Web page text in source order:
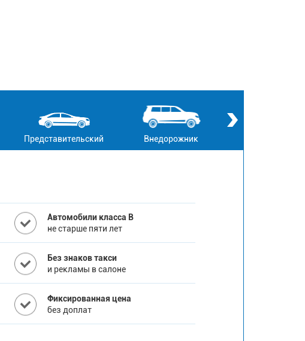
Представительский Внедорожник
Автомобили класса В
не старше пяти лет
Без знаков такси
и рекламы в салоне
Фиксированная цена
без доплат